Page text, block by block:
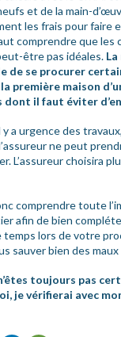
et de la main-
les frais pour faire
comprendre que
être pas idéales.
de se procurer
première maison
dont il faut éviter
y a urgence des
ne peut
L’assureur choisira
comprendre toute
afin de bien
temps lors de votre
sauver bien des
toujours pas
je vérifierai avec